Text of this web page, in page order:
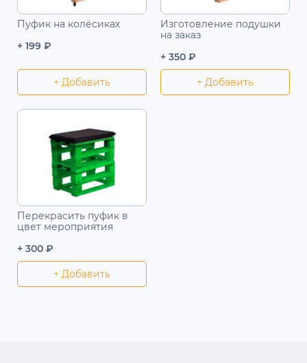
Пуфик на колёсиках
+ 199 ₽
+ Добавить
Изготовление подушки
на заказ
+ 350 ₽
+ Добавить
Перекрасить пуфик в
цвет мероприятия
+ 300 ₽
+ Добавить